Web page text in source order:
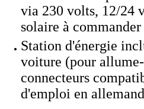
via 230 volts, 12/24
solaire à
Station d'énergie
voiture (pour
connecteurs
d'emploi en allemand